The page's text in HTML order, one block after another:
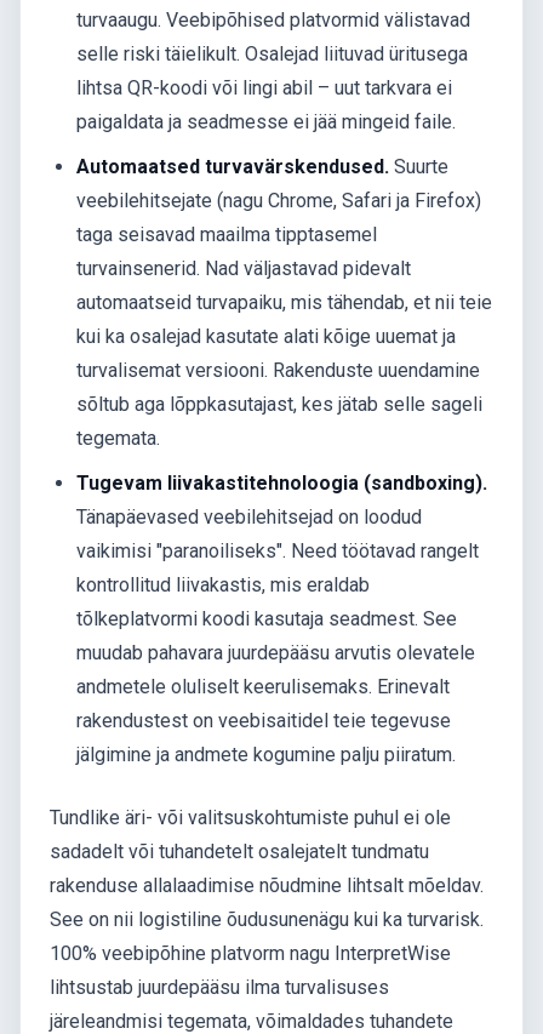
turvaaugu. Veebipõhised platvormid välistavad
selle riski täielikult. Osalejad liituvad üritusega
lihtsa QR-koodi või lingi abil – uut tarkvara ei
paigaldata ja seadmesse ei jää mingeid faile.
Automaatsed turvavärskendused. Suurte
veebilehitsejate (nagu Chrome, Safari ja Firefox)
taga seisavad maailma tipptasemel
turvainsenerid. Nad väljastavad pidevalt
automaatseid turvapaiku, mis tähendab, et nii teie
kui ka osalejad kasutate alati kõige uuemat ja
turvalisemat versiooni. Rakenduste uuendamine
sõltub aga lõppkasutajast, kes jätab selle sageli
tegemata.
Tugevam liivakastitehnoloogia (sandboxing).
Tänapäevased veebilehitsejad on loodud
vaikimisi "paranoiliseks". Need töötavad rangelt
kontrollitud liivakastis, mis eraldab
tõlkeplatvormi koodi kasutaja seadmest. See
muudab pahavara juurdepääsu arvutis olevatele
andmetele oluliselt keerulisemaks. Erinevalt
rakendustest on veebisaitidel teie tegevuse
jälgimine ja andmete kogumine palju piiratum.
Tundlike äri- või valitsuskohtumiste puhul ei ole
sadadelt või tuhandetelt osalejatelt tundmatu
rakenduse allalaadimise nõudmine lihtsalt mõeldav.
See on nii logistiline õudusunenägu kui ka turvarisk.
100% veebipõhine platvorm nagu InterpretWise
lihtsustab juurdepääsu ilma turvalisuses
järeleandmisi tegemata, võimaldades tuhandete